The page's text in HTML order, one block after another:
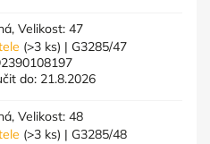
Velikost: 47
(>3 ks) | G3285/47
do: 21.8.2026
Velikost: 48
(>3 ks) | G3285/48